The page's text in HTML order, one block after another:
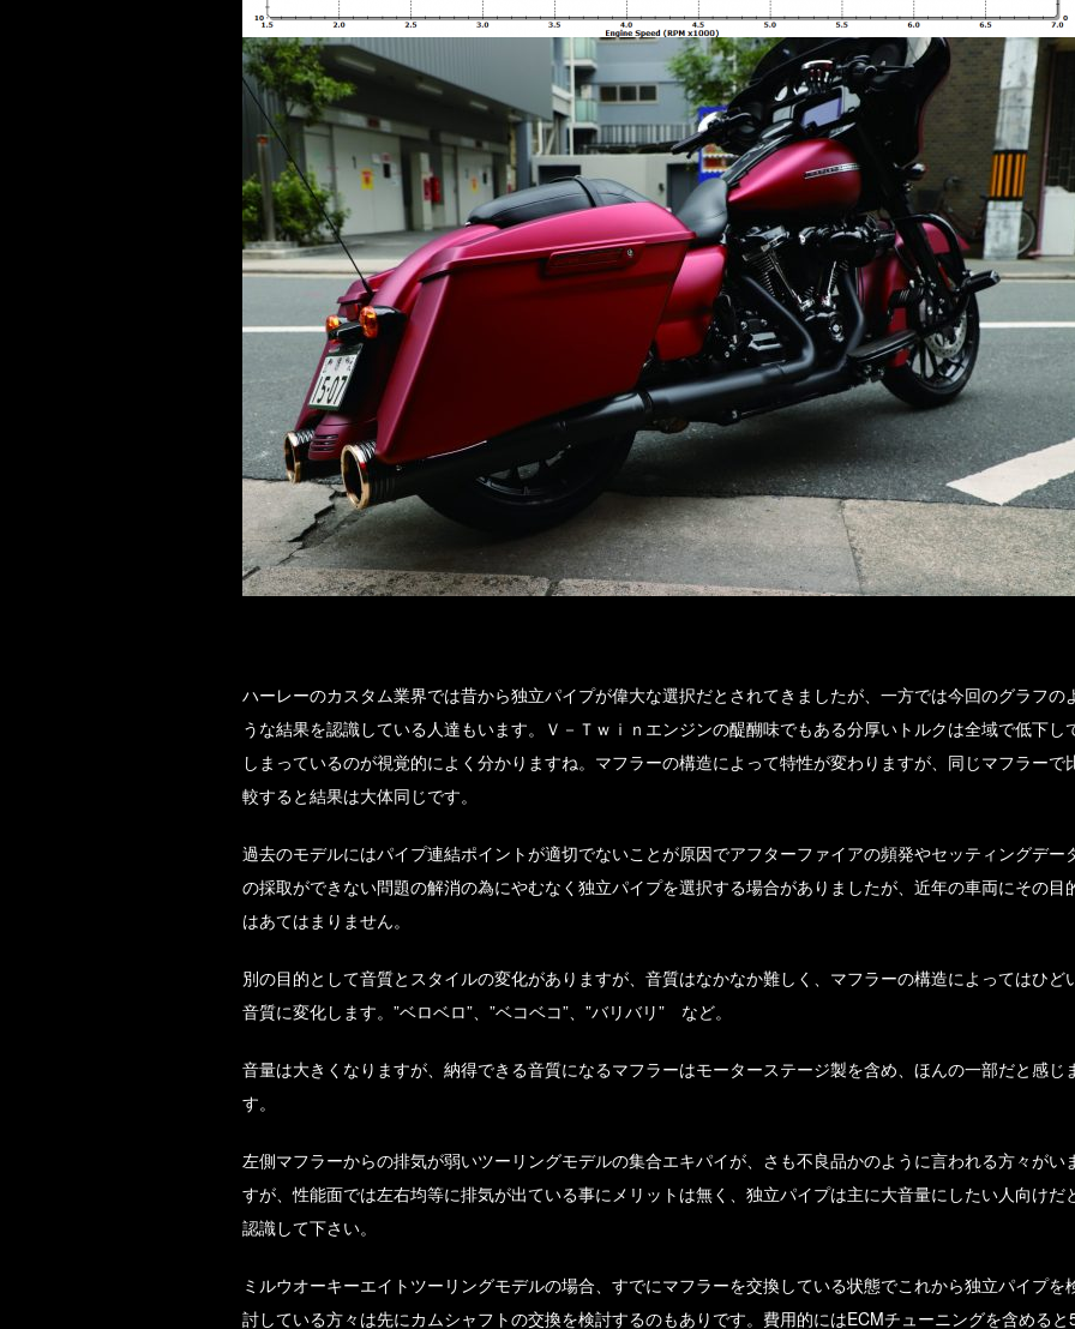
ハーレーのカスタム業界では昔から独立パイプが偉大な選択だとされてきましたが、一方では今回のグラフの
うな結果を認識している人達もいます。Ｖ－Ｔｗｉｎエンジンの醍醐味でもある分厚いトルクは全域で低下し
しまっているのが視覚的によく分かりますね。マフラーの構造によって特性が変わりますが、同じマフラーで
較すると結果は大体同じです。
過去のモデルにはパイプ連結ポイントが適切でないことが原因でアフターファイアの頻発やセッティングデー
の採取ができない問題の解消の為にやむなく独立パイプを選択する場合がありましたが、近年の車両にその目
はあてはまりません。
別の目的として音質とスタイルの変化がありますが、音質はなかなか難しく、マフラーの構造によってはひど
音質に変化します。”ベロベロ”、”ベコベコ”、”バリバリ” など。
音量は大きくなりますが、納得できる音質になるマフラーはモーターステージ製を含め、ほんの一部だと感じ
す。
左側マフラーからの排気が弱いツーリングモデルの集合エキパイが、さも不良品かのように言われる方々がい
すが、性能面では左右均等に排気が出ている事にメリットは無く、独立パイプは主に大音量にしたい人向けだ
認識して下さい。
ミルウオーキーエイトツーリングモデルの場合、すでにマフラーを交換している状態でこれから独立パイプを
討している方々は先にカムシャフトの交換を検討するのもありです。費用的にはECMチューニングを含めると